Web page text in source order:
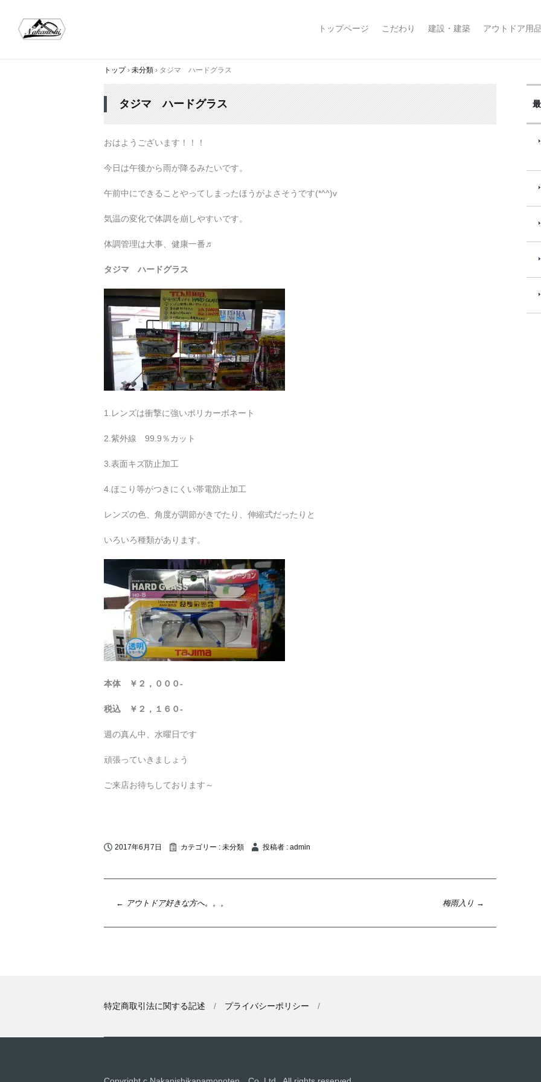
トップページ こだわり 建設・建築 アウトドア用品
トップ › 未分類 › タジマ ハードグラス
タジマ ハードグラス
おはようございます！！！
今日は午後から雨が降るみたいです。
午前中にできることやってしまったほうがよさそうです(*^^)v
気温の変化で体調を崩しやすいです。
体調管理は大事、健康一番♬
タジマ ハードグラス
1.レンズは衝撃に強いポリカーボネート
2.紫外線 99.9％カット
3.表面キズ防止加工
4.ほこり等がつきにくい帯電防止加工
レンズの色、角度が調節がきでたり、伸縮式だったりと
いろいろ種類があります。
本体 ￥２，０００-
税込 ￥２，１６０-
週の真ん中、水曜日です
頑張っていきましょう
ご来店お待ちしております～
2017年6月7日 カテゴリー : 未分類 投稿者 : admin
シ
← アウトドア好きな方へ。。。 梅雨入り →
特定商取引法に関する記述 プライバシーポリシー